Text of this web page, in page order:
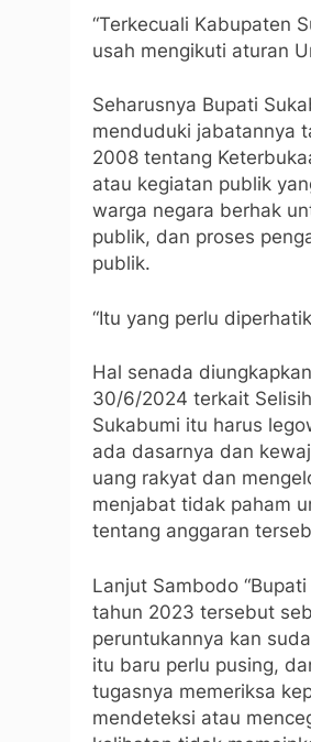
“Terkecuali Kabupaten
usah mengikuti aturan
Seharusnya Bupati
menduduki jabatannya
2008 tentang
atau kegiatan publik
warga negara berhak
publik, dan proses
publik.
“Itu yang perlu
Hal senada
30/6/2024 terkait
Sukabumi itu harus
ada dasarnya dan
uang rakyat dan
menjabat tidak paham
tentang anggaran
Lanjut Sambodo
tahun 2023 tersebut
peruntukannya kan
itu baru perlu pusing,
tugasnya memeriksa
mendeteksi atau